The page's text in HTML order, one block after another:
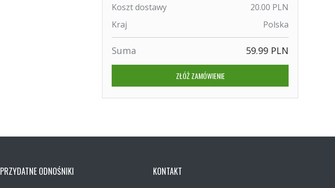
Koszt dostawy
20.00 PLN
Kraj
Polska
Suma 59.99 PLN
ZŁÓŻ ZAMÓWIENIE
PRZYDATNE ODNOŚNIKI KONTAKT